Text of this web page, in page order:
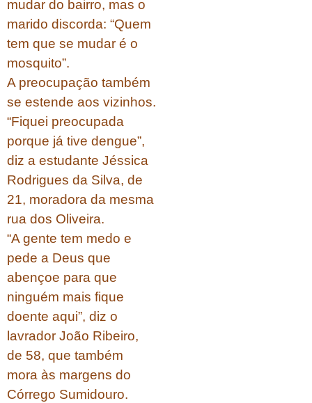
mudar do bairro, mas o
marido discorda: “Quem
tem que se mudar é o
mosquito”.
A preocupação também
se estende aos vizinhos.
“Fiquei preocupada
porque já tive dengue”,
diz a estudante Jéssica
Rodrigues da Silva, de
21, moradora da mesma
rua dos Oliveira.
“A gente tem medo e
pede a Deus que
abençoe para que
ninguém mais fique
doente aqui”, diz o
lavrador João Ribeiro,
de 58, que também
mora às margens do
Córrego Sumidouro.